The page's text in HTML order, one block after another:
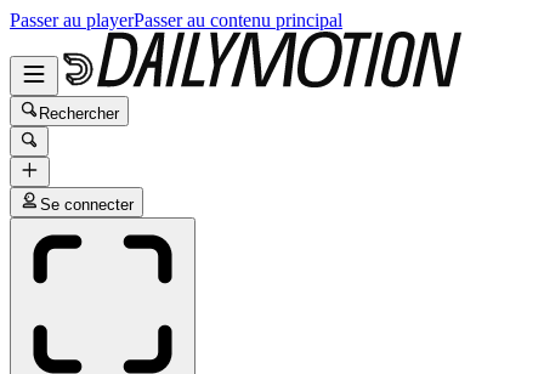
Passer au playerPasser au contenu principal
Rechercher
Se connecter